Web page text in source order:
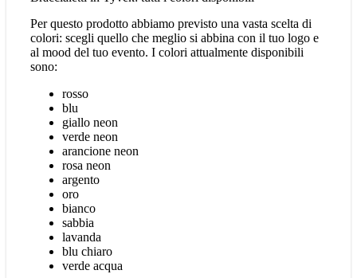
Per questo prodotto abbiamo previsto una vasta scelta di
colori: scegli quello che meglio si abbina con il tuo logo e
al mood del tuo evento. I colori attualmente disponibili
sono:
rosso
blu
giallo neon
verde neon
arancione neon
rosa neon
argento
oro
bianco
sabbia
lavanda
blu chiaro
verde acqua